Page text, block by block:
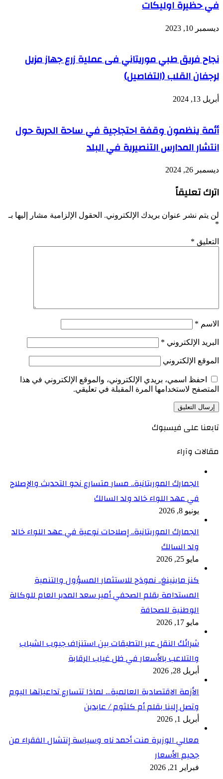
في حظيرة اوليكات
ديسمبر 10, 2023
نجاح فريق طبي موريتاني فى عملية زرع جهاز مزيل
لرجفان القلب (التفاصيل)
أبريل 13, 2024
أئمة ينظمون وقفة احتجاجية في ساحة الحرية حول
انتشار المدارس التنصيرية في البلد
ديسمبر 26, 2024
اترك تعليقاً
لن يتم نشر عنوان بريدك الإلكتروني. الحقول الإلزامية مشار إليها بـ
*
التعليق *
الاسم *
البريد الإلكتروني *
الموقع الإلكتروني
احفظ اسمي، بريدي الإلكتروني، والموقع الإلكتروني في هذا
المتصفح لاستخدامها المرة المقبلة في تعليقي.
تابعنا على فيسبوك
مقالات وآراء
الجمارك الموريتانية.. مسار متسارع نحو التحديث والإصلاح
في عهد اللواء خالد ولد السالك
يونيو 8, 2026
الجمارك الموريتانية.. إصلاحات نوعية في عهد اللواء خالد
ولد السالك
مايو 25, 2026
كنز ماينينغ.. نموذج للاستثمار المسؤول والتنمية
المستدامة بقلم الصحفي أمير سعد المدير العام للوكالة
الوطنية للصحافة
مايو 17, 2026
شرائك النقل عبر التطبقات بين استنزاف جيوب الشباب
والتلاعب بالأسعار في ظل غياب الرقابة
أبريل 28, 2026
الأزمة الاقتصادية العالمية… لماذا تتسارع تداعياتها اليوم
وتصل إلينا بقلم أم كلثوم / عابدين
أبريل 1, 2026
معالي الوزيرة منت أحمد ناه وسياسة إنتشال الفقراء من
جحيم الأسعار
فبراير 21, 2026